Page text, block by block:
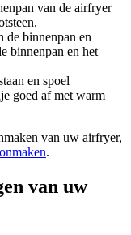
van de airfryer
binnenpan en
binnenpan en het
en spoel
goed af met warm
van uw airfryer,
.
van uw